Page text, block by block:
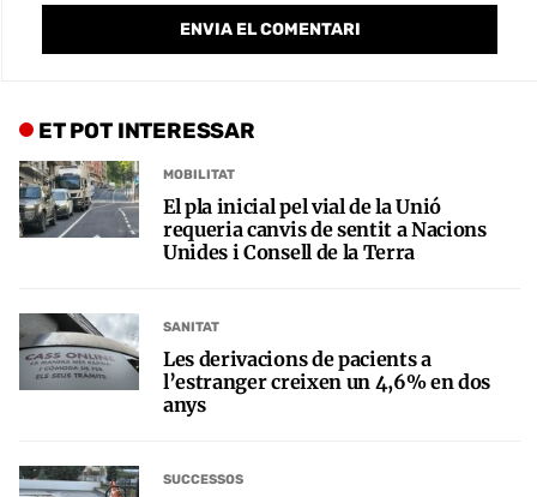
ET POT INTERESSAR
MOBILITAT
El pla inicial pel vial de la Unió
requeria canvis de sentit a Nacions
Unides i Consell de la Terra
SANITAT
Les derivacions de pacients a
l’estranger creixen un 4,6% en dos
anys
SUCCESSOS